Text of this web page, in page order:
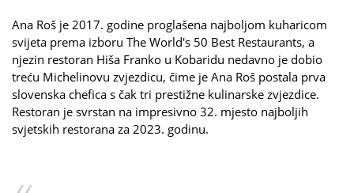
Ana Roš je 2017. godine proglašena najboljom kuharicom
svijeta prema izboru The World's 50 Best Restaurants, a
njezin restoran Hiša Franko u Kobaridu nedavno je dobio
treću Michelinovu zvjezdicu, čime je Ana Roš postala prva
slovenska chefica s čak tri prestižne kulinarske zvjezdice.
Restoran je svrstan na impresivno 32. mjesto najboljih
svjetskih restorana za 2023. godinu.